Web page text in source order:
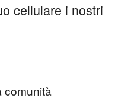
cellulare i nostri
comunità